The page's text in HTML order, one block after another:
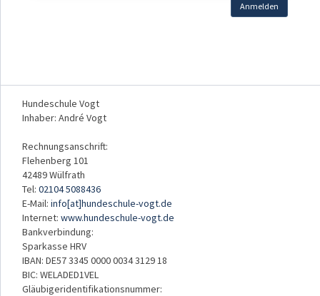
Anmelden
Hundeschule Vogt
Inhaber: André Vogt
Rechnungsanschrift:
Flehenberg 101
42489 Wülfrath
Tel: 02104 5088436
E-Mail: info[at]hundeschule-vogt.de
Internet: www.hundeschule-vogt.de
Bankverbindung:
Sparkasse HRV
IBAN: DE57 3345 0000 0034 3129 18
BIC: WELADED1VEL
Gläubigeridentifikationsnummer: